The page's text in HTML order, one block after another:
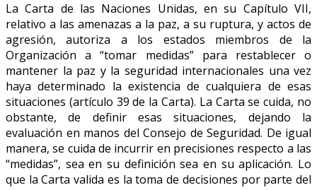
La Carta de las Naciones Unidas, en su Capítulo VII,
relativo a las amenazas a la paz, a su ruptura, y actos de
agresión, autoriza a los estados miembros de la
Organización a “tomar medidas” para restablecer o
mantener la paz y la seguridad internacionales una vez
haya determinado la existencia de cualquiera de esas
situaciones (artículo 39 de la Carta). La Carta se cuida, no
obstante, de definir esas situaciones, dejando la
evaluación en manos del Consejo de Seguridad. De igual
manera, se cuida de incurrir en precisiones respecto a las
“medidas”, sea en su definición sea en su aplicación. Lo
que la Carta valida es la toma de decisiones por parte del